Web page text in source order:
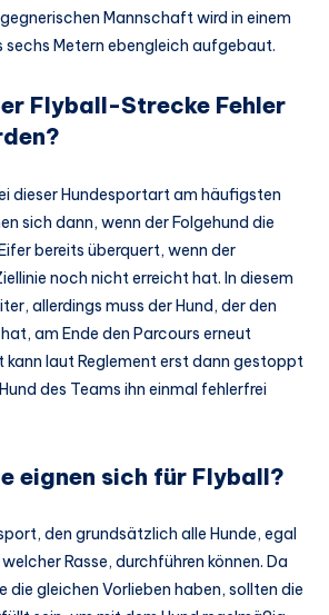
Mannschaft wird in einem
sechs Metern ebengleich aufgebaut.
Flyball-Strecke Fehler
dieser Hundesportart am häufigsten
sich dann, wenn der Folgehund die
bereits überquert, wenn der
noch nicht erreicht hat. In diesem
allerdings muss der Hund, der den
am Ende den Parcours erneut
kann laut Reglement erst dann gestoppt
des Teams ihn einmal fehlerfrei
eignen sich für Flyball?
den grundsätzlich alle Hunde, egal
Rasse, durchführen können. Da
die gleichen Vorlieben haben, sollten die